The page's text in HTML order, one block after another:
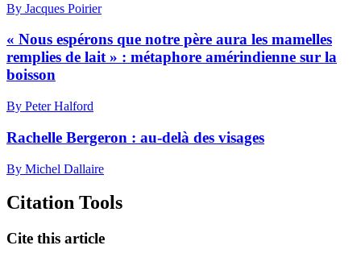
By Jacques Poirier
« Nous espérons que notre père aura les mamelles
remplies de lait » : métaphore amérindienne sur la
boisson
By Peter Halford
Rachelle Bergeron : au-delà des visages
By Michel Dallaire
Citation Tools
Cite this article